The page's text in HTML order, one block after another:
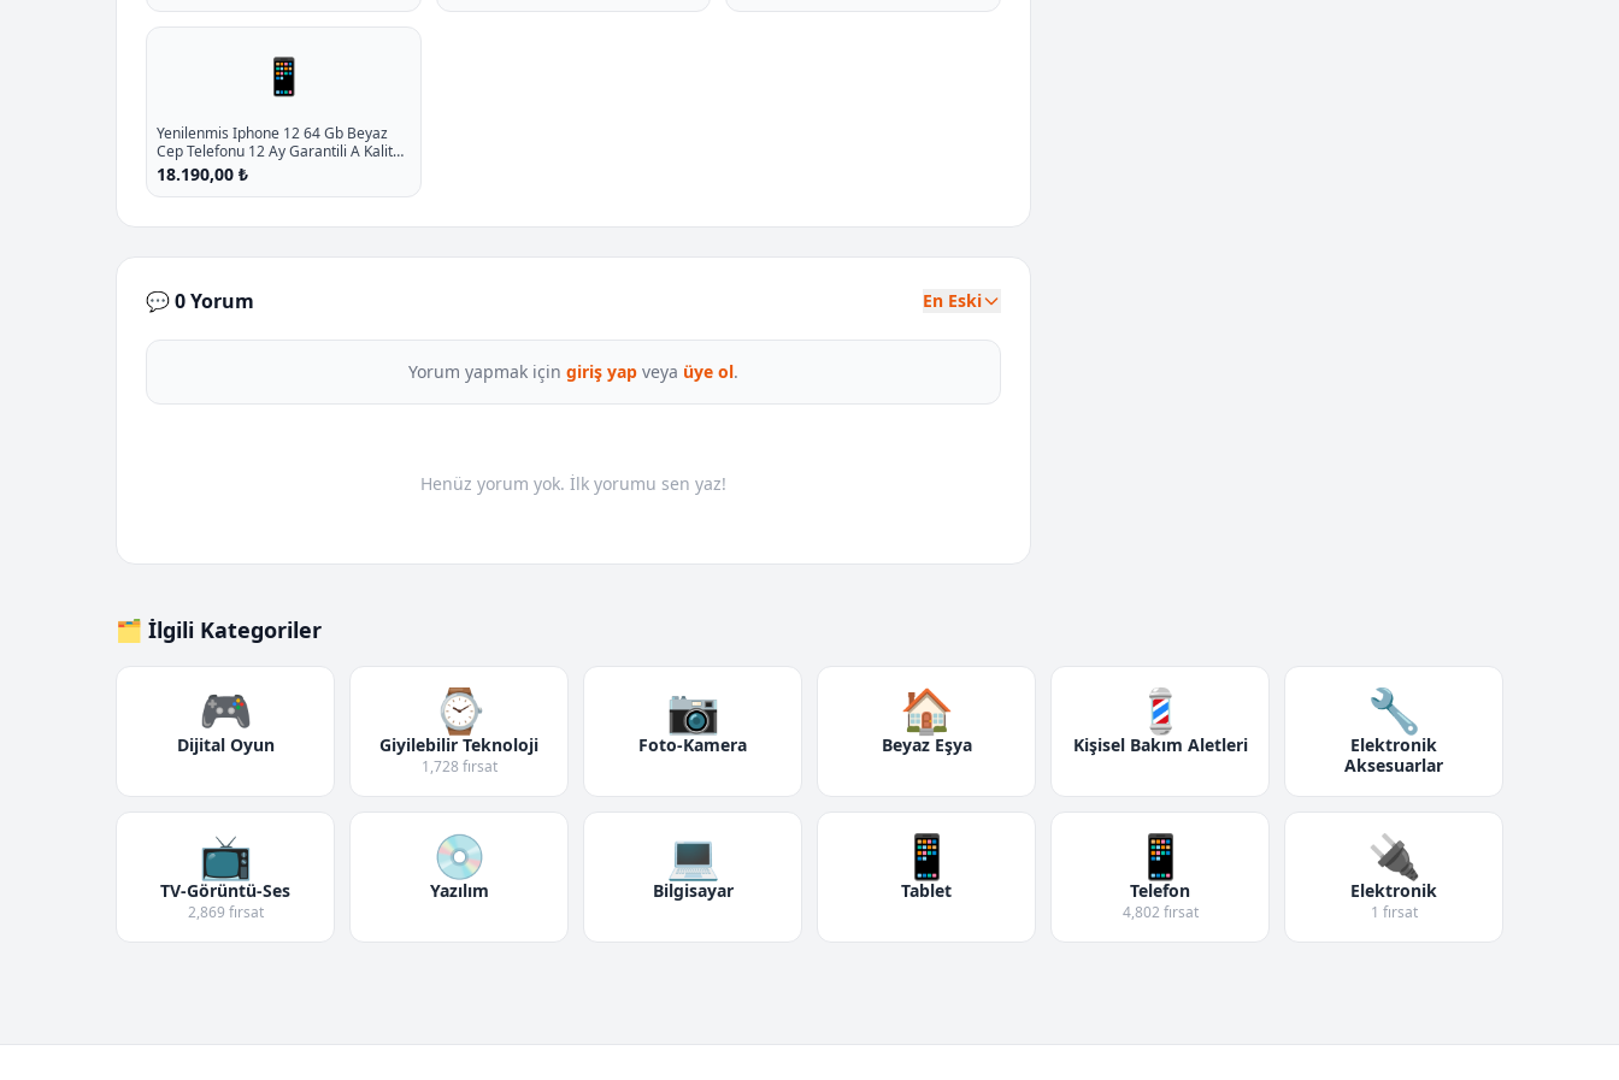
📱
Yenilenmis Iphone 12 64 Gb Beyaz
Cep Telefonu 12 Ay Garantili A Kalite
P - %10.8 İndirim
18.190,00 ₺
💬 0 Yorum En Eski
Yorum yapmak için giriş yap veya üye ol.
Henüz yorum yok. İlk yorumu sen yaz!
🗂️ İlgili Kategoriler
🎮
Dijital Oyun
⌚
Giyilebilir Teknoloji
1,728 fırsat
📷
Foto-Kamera
🏠
Beyaz Eşya
💈
Kişisel Bakım Aletleri
🔧
Elektronik
Aksesuarlar
📺
TV-Görüntü-Ses
2,869 fırsat
💿
Yazılım
💻
Bilgisayar
📱
Tablet
📱
Telefon
4,802 fırsat
🔌
Elektronik
1 fırsat